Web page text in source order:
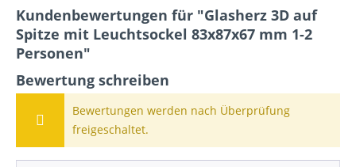
Kundenbewertungen für "Glasherz 3D auf
Spitze mit Leuchtsockel 83x87x67 mm 1-2
Personen"
Bewertung schreiben
Bewertungen werden nach Überprüfung
freigeschaltet.